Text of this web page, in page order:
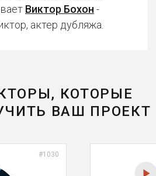
Виктор Бохон -
актер дубляжа.
КОТОРЫЕ
ВАШ ПРОЕКТ
#1030